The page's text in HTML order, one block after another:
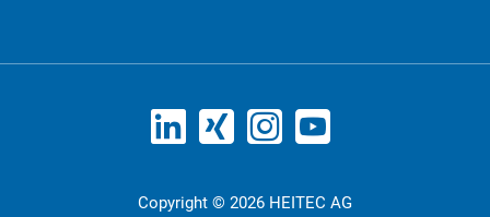
Copyright © 2026 HEITEC AG